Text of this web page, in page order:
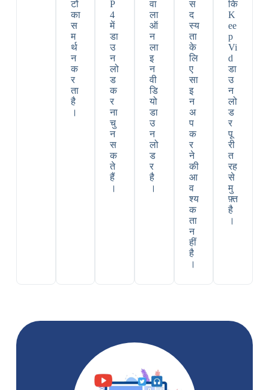
टों
का
स
म
र्थ
न
क
र
ता
है
।
P
4
में
डा
उ
न
लो
ड
क
र
ना
चु
न
स
क
ते
हैं
।
वा
ला
ऑ
न
ला
इ
न
वी
डि
यो
डा
उ
न
लो
ड
र
है
।
स
द
स्य
ता
के
लि
ए
सा
इ
न
अ
प
क
र
ने
की
आ
व
श्य
क
ता
न
हीं
है
।
कि
K
ee
p
Vi
d
डा
उ
न
लो
ड
र
पू
री
त
रह
से
मु
फ़्त
है
।